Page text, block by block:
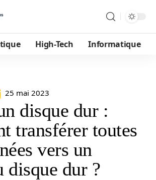
High-Tech Informatique
25 mai 2023
disque dur :
transférer toutes
vers un
disque dur ?